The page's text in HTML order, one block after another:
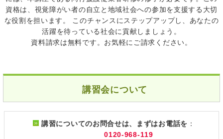
資格は、視覚障がい者の自立と地域社会への参加を支援する大切
な役割を担います。 このチャンスにステップアップし、あなたの
活躍を待っている社会に貢献しましょう。
資料請求は無料です。お気軽にご請求ください。
講習会について
講習についてのお問合せは、まずはお電話を ：
0120-968-119